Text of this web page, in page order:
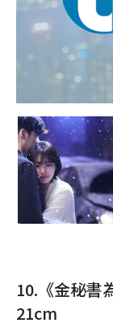
10. 《金秘書
21cm